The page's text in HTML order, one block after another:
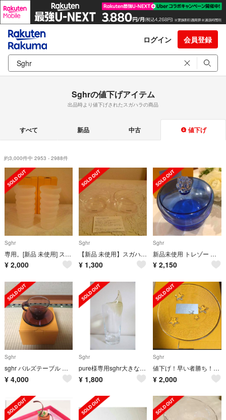
ログイン 会員登録
Sghrの値下げアイテム
出品時より値下げされたスガハラの商品
すべて 新品 中古 値下げ
約3,000件中 2953 - 2988件
Sghr
専用。[新品 未使用] スガハラ ガラスコップ 二個セット
¥ 2,000
Sghr
【新品 未使用】スガハラ 鉢 二つセット
¥ 1,300
Sghr
新品未使用 トレゾー 小物入れS コバントブルー 値下❗️
¥ 2,150
Sghr
sghr バルズテーブル ノア ワインレッド
¥ 4,000
Sghr
pure様専用sghr大きな花瓶◆未使用
¥ 1,800
Sghr
値下げ！早い者勝ち！スガハラスタープレートS❤Sghr新品未使用
¥ 2,000